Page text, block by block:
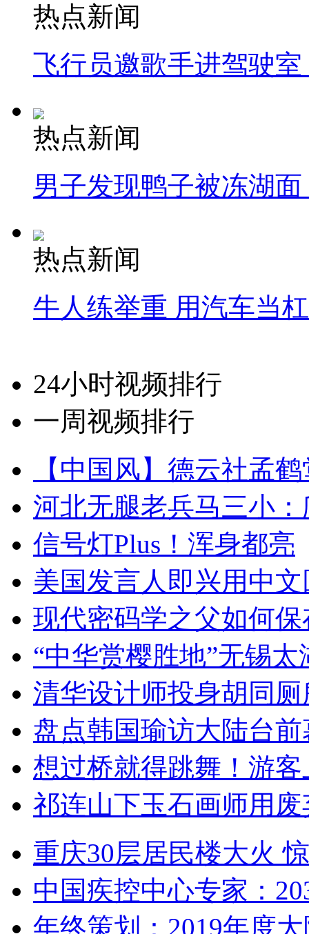
热点新闻
飞行员邀歌手进驾驶
热点新闻
男子发现鸭子被冻湖
热点新闻
牛人练举重 用汽车当
24小时视频排行
一周视频排行
【中国风】德云社孟
河北无腿老兵马三小
信号灯Plus！浑身都亮
美国发言人即兴用中
现代密码学之父如何
“中华赏樱胜地”无锡
清华设计师投身胡同
盘点韩国瑜访大陆台
想过桥就得跳舞！游客
祁连山下玉石画师用
重庆30层居民楼大火
中国疾控中心专家：
年终策划：2019年度